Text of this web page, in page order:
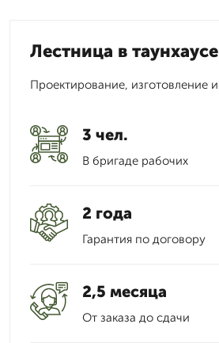
Лестница в таунхаусе
Проектирование, изготовление
3 чел.
В бригаде рабочих
2 года
Гарантия по договору
2,5 месяца
От заказа до сдачи